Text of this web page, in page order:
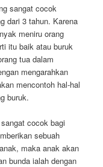
sangat cocok
dari 3 tahun. Karena
meniru orang
itu baik atau buruk
tua dalam
mengarahkan
mencontoh hal-hal
buruk.
cocok bagi
sebuah
maka anak akan
bunda ialah dengan